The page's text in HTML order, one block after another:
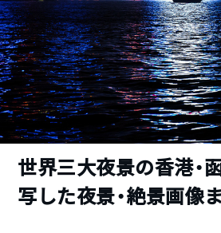
世界三大夜景の香港・
写した夜景・絶景画像